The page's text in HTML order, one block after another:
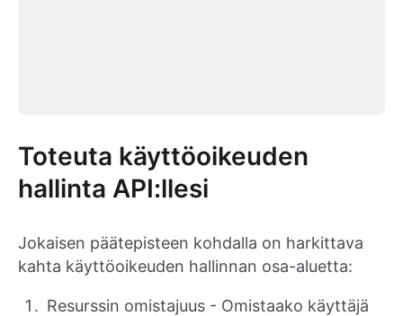
Toteuta käyttöoikeuden
hallinta API:llesi
Jokaisen päätepisteen kohdalla on harkittava
kahta käyttöoikeuden hallinnan osa-aluetta:
Resurssin omistajuus - Omistaako käyttäjä